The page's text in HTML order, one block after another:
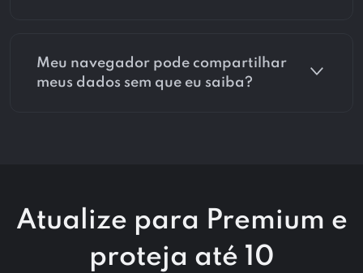
Meu navegador pode compartilhar
meus dados sem que eu saiba?
Atualize para Premium e
proteja até 10